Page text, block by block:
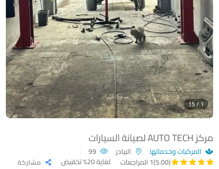
مركز AUTO TECH لصيانة السيارات
المركبات وخدماتها البيادر
(5.00)
1 المراجعات لغاية 20% تخفيض مشاركة
1 / 15